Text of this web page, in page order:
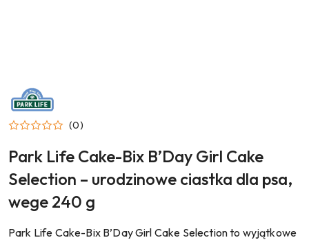
NAZWA
PRODUCENTA:
PARK
LIFE (0)
Park Life Cake-Bix B’Day Girl Cake
Selection – urodzinowe ciastka dla psa,
wege 240 g
Park Life Cake-Bix B’Day Girl Cake Selection to wyjątkowe